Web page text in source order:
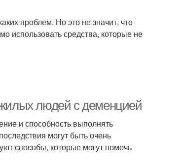
проблем. Но это не значит, что
использовать средства, которые не
людей с деменцией
и способность выполнять
могут быть очень
способы, которые могут помочь